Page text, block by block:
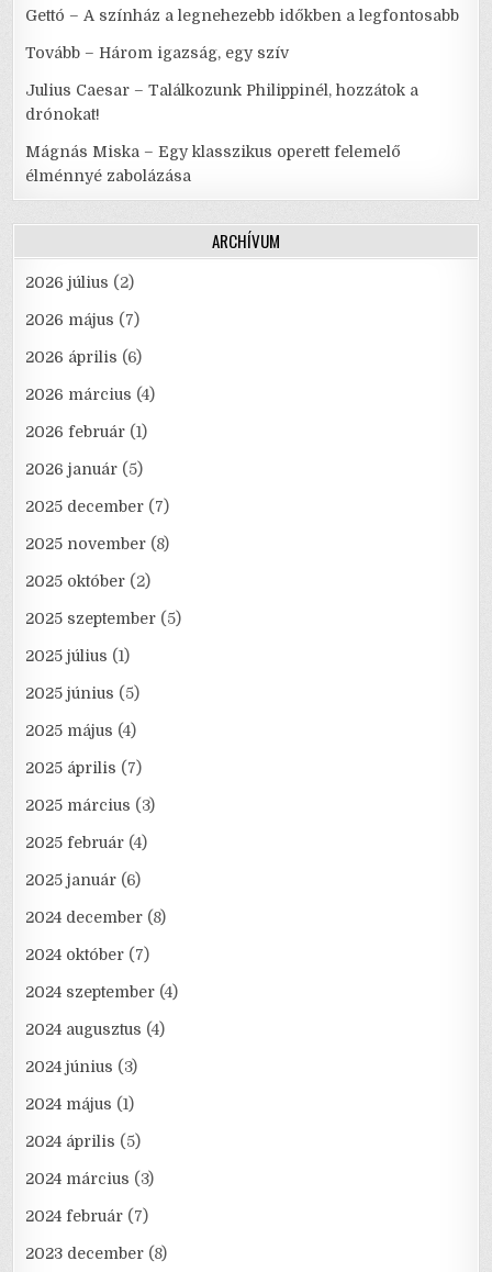
Gettó – A színház a legnehezebb időkben a legfontosabb
Tovább – Három igazság, egy szív
Julius Caesar – Találkozunk Philippinél, hozzátok a
drónokat!
Mágnás Miska – Egy klasszikus operett felemelő
élménnyé zabolázása
ARCHÍVUM
2026 július (2)
2026 május (7)
2026 április (6)
2026 március (4)
2026 február (1)
2026 január (5)
2025 december (7)
2025 november (8)
2025 október (2)
2025 szeptember (5)
2025 július (1)
2025 június (5)
2025 május (4)
2025 április (7)
2025 március (3)
2025 február (4)
2025 január (6)
2024 december (8)
2024 október (7)
2024 szeptember (4)
2024 augusztus (4)
2024 június (3)
2024 május (1)
2024 április (5)
2024 március (3)
2024 február (7)
2023 december (8)